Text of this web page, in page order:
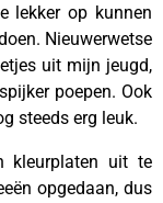
lekker op kunnen
Nieuwerwetse
uit mijn jeugd,
poepen. Ook
steeds erg leuk.
kleurplaten uit te
opgedaan, dus